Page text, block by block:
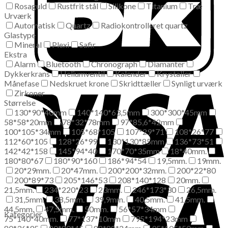
Rosaguld
Rustfrit stål Silikone Titanium
Træ
Urværk
Automatisk
Quartz
Radiokontrolleret quartz
Glastype
Mineral
Plexi
Safir
Ekstra
Alarm
Bluetooth Chronograph
Diamanter
Dykkerkrans
Heliumventil Kalender
Krystaller
Månefase
Nedskruet krone Skridttæller
Synligt urværk
Zirkoner
Størrelse
130*90*40mm
140*140*63,5mm
300*300*45mm
58*58*20mm
78*32*78mm
97*85,6*42mm
100*105*34mm
105*68*105 107*29*71
108*26*77
112*60*105
128*26*99 130*130*85mm
136*73*51
142*42*158
145*94*40 170*70*35mm
18*40mm.
180*80*67
180*90*160 186*94*54 19,5mm.
19mm.
20*29mm.
20*47mm. 200*200*32mm.
200*22*80
200*89*73
205*146*53 208*140*128
20mm.
21,5mm.
234*220*23 23mm. 246*173*30
26,5mm.
31,5mm.
38,5mm. 39,9mm. 40,5mm.
41,5mm.
44,5mm.
47,5mm. 50mm.
56*57*34mm
75*140*40mm.
77*137*10mm
795*194*23mm
Kategorier